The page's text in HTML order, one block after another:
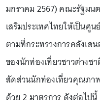
มกราคม 2567) คณะรัฐมน
เสริมประเทศไทยให้เป็นศู
ตามที่กระทรวงการคลังเส
ของนักท่องเที่ยวชาวต่างช
สัดส่วนนักท่องเที่ยวคุณภา
ด้วย 2 มาตรการ ดังต่อไปนี้